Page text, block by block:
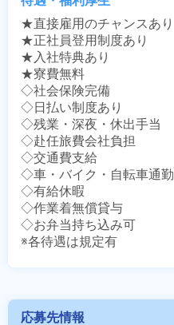
★直接雇用のチャンスあり
★正社員登用制度あり
★入社特典あり
★寮費無料
◇社会保険完備
◇日払い制度あり
◇残業・深夜・休出手当
◇赴任旅費会社負担
◇交通費支給
◇車・バイク・自転車通
◇有給休暇
◇作業着無償貸与
◇お弁当持ち込み可
※各待遇は規定有
応募先情報